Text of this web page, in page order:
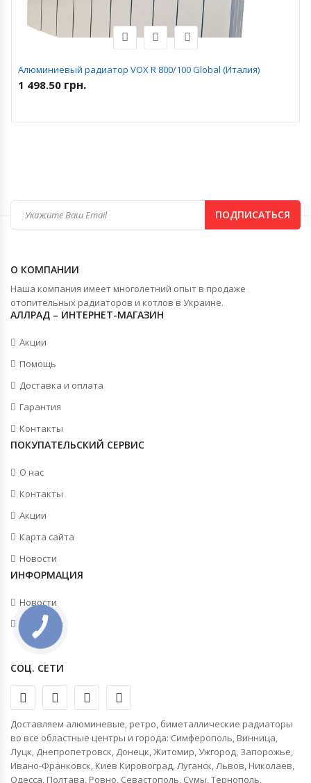
Алюминиевый радиатор VOX R 800/100 Global (Италия)
1 498.50 грн.
ПОДПИСАТЬСЯ
О КОМПАНИИ
Наша компания имеет многолетний опыт в продаже
отопительных радиаторов и котлов в Украине.
АЛЛРАД – ИНТЕРНЕТ-МАГАЗИН
Акции
Помощь
Доставка и оплата
Гарантия
Контакты
ПОКУПАТЕЛЬСКИЙ СЕРВИС
О нас
Контакты
Акции
Карта сайта
Новости
ИНФОРМАЦИЯ
Новости
Контакты
СОЦ. СЕТИ
Доставляем алюминевые, ретро, биметаллические радиаторы
во все областные центры и города: Симферополь, Винница,
Луцк, Днепропетровск, Донецк, Житомир, Ужгород, Запорожье,
Ивано-Франковск, Киев Кировоград, Луганск, Львов, Николаев,
Одесса, Полтава, Ровно, Севастополь, Сумы, Тернополь,